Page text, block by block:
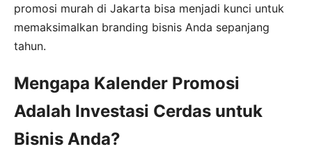
promosi murah di Jakarta bisa menjadi kunci untuk
memaksimalkan branding bisnis Anda sepanjang
tahun.
Mengapa Kalender Promosi
Adalah Investasi Cerdas untuk
Bisnis Anda?